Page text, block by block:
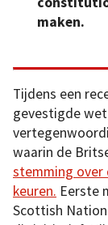
maken.
Tijdens een
gevestigde
waarin de
stemming
keuren. Eerste
Scottish